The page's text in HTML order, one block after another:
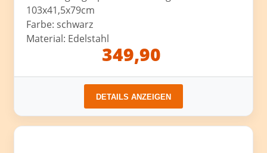
103x41,5x79cm
Farbe: schwarz
Material: Edelstahl
349,90
DETAILS ANZEIGEN